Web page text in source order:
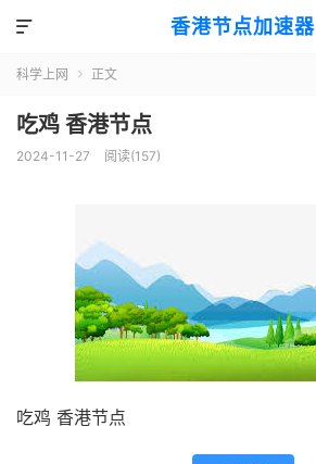
香港节点加速器

科学上网  正文
吃鸡 香港节点
2024-11-27 阅读(157)
吃鸡 香港节点